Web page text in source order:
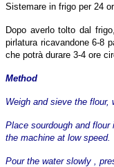
Sistemare in frigo per 24
Dopo averlo tolto dal
pirlatura ricavandone 6-8
che potrà durare 3-4 ore
Method
Weigh and sieve the flour,
Place sourdough and
the machine at low speed.
Pour the water slowly ,